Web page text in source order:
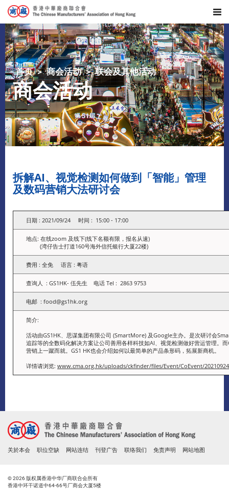
首页 商会活动 联会及其他活动
商会活动
​拆解AI、视觉检测如何做到「智能」管理
及数码营销大法研讨会
日期 : 2021/09/24 时间 : 15:00 - 17:00
地点: 在线zoom 及线下(线下名额有限，报名从速)
(湾仔告士打道160号海外信托银行大厦22楼)
费用 : 全免 语言 : 粤语
查询人 : GS1HK- 伍先生 电话 Tel : 2863 9753
电邮 : food@gs1hk.org
简介:
活动由GS1HK、思谋集团有限公司 (SmartMore) 及Google主办。是次研讨会
追踪等的全数码化解决方案让公司善用各样科技如AI、视觉检测做好营运管理。
营销上一蹴而就。GS1 HK也会介绍如何以最简单的产品条形码，拓展新商机。
详情请浏览: www.cma.org.hk/uploads/ckfinder/files/Event/CoEvent/
关於本会 职位空缺 网站连结 刊登广告 联络我们 免责声明 网站地图
© 2026 版权属香港中华厂商联合会所有
香港中环干诺道中64-66号厂商会大厦5楼